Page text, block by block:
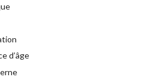
d’âge